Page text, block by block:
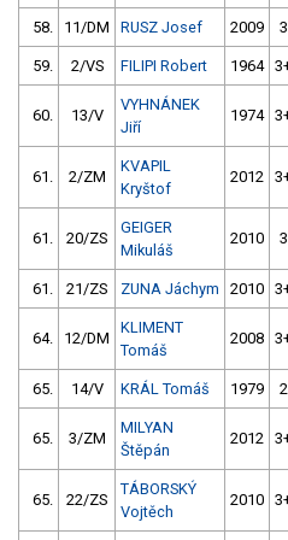
58. 11/DM RUSZ Josef 2009 3
59. 2/VS FILIPI Robert 1964
60. 13/V
VYHNÁNEK
Jiří
1974
61. 2/ZM
KVAPIL
Kryštof
2012
61. 20/ZS
GEIGER
Mikuláš
2010 3
61. 21/ZS ZUNA Jáchym 2010
64. 12/DM
KLIMENT
Tomáš
2008
65. 14/V KRÁL Tomáš 1979 2
65. 3/ZM
MILYAN
Štěpán
2012
65. 22/ZS
TÁBORSKÝ
Vojtěch
2010